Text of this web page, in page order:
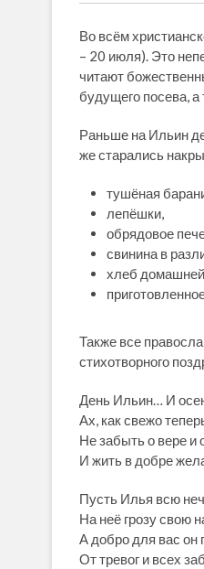
Во всём
– 20 июля). Это
читают
будущего посева,
Раньше на Ильин
же старались
тушёная
лепёшки,
обрядовое
свинина в
хлеб
Также все
стихотворного
День Ильин… И
Ах, как свежо
Не забыть о вере и
И жить в добре
Пусть Илья всю
На неё грозу свою
А добро для вас он
От тревог и всех